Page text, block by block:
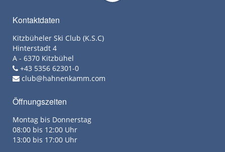
Kontaktdaten
Kitzbüheler Ski Club (K.S.C)
Hinterstadt 4
A - 6370 Kitzbühel
+43 5356 62301-0
club@hahnenkamm.com
Öffnungszeiten
Montag bis Donnerstag
08:00 bis 12:00 Uhr
13:00 bis 17:00 Uhr